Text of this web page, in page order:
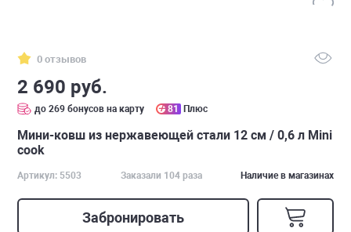
0 отзывов
2 690 руб.
до 269 бонусов на карту 81 Плюс
Мини-ковш из нержавеющей стали 12 см / 0,6 л Mini
cook
Артикул: 5503 Заказали 104 раза Наличие в магазинах
Забронировать